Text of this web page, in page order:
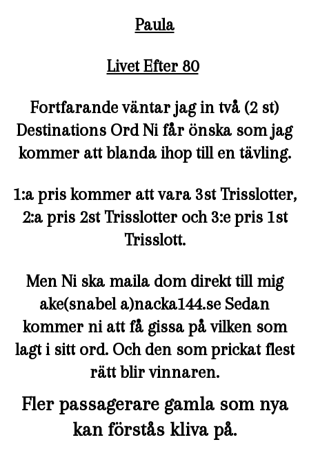
Paula
Livet Efter 80
Fortfarande väntar jag in två (2 st)
Destinations Ord Ni får önska som jag
kommer att blanda ihop till en tävling.
1:a pris kommer att vara 3st Trisslotter,
2:a pris 2st Trisslotter och 3:e pris 1st
Trisslott.
Men Ni ska maila dom direkt till mig
ake(snabel a)nacka144.se Sedan
kommer ni att få gissa på vilken som
lagt i sitt ord. Och den som prickat flest
rätt blir vinnaren.
Fler passagerare gamla som nya
kan förstås kliva på.